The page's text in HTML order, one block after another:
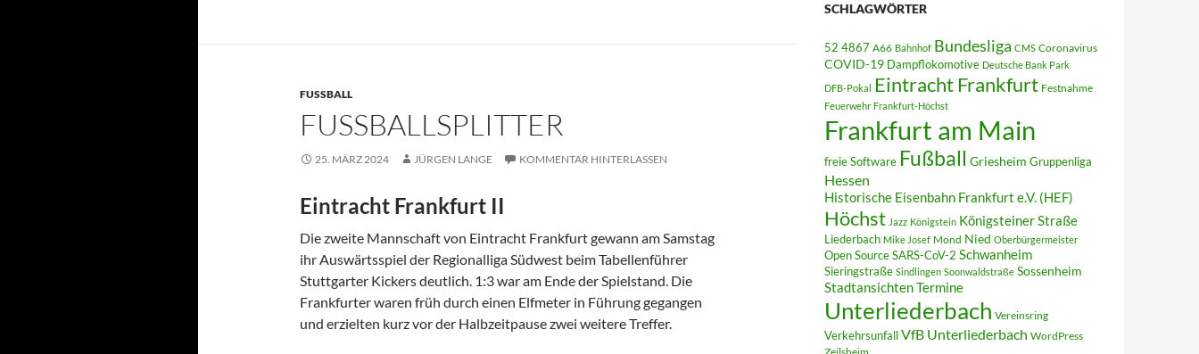
FUSSBALL
FUSSBALLSPLITTER
25. MÄRZ 2024 JÜRGEN LANGE KOMMENTAR HINTERLASSEN
Eintracht Frankfurt II
Die zweite Mannschaft von Eintracht Frankfurt gewann am Samstag
ihr Auswärtsspiel der Regionalliga Südwest beim Tabellenführer
Stuttgarter Kickers deutlich. 1:3 war am Ende der Spielstand. Die
Frankfurter waren früh durch einen Elfmeter in Führung gegangen
und erzielten kurz vor der Halbzeitpause zwei weitere Treffer.
SCHLAGWÖRTER
52 4867 A66 Bahnhof Bundesliga CMS Coronavirus
COVID-19 Dampflokomotive Deutsche Bank Park
DFB-Pokal Eintracht Frankfurt Festnahme
Feuerwehr Frankfurt-Höchst
Frankfurt am Main
freie Software Fußball Griesheim Gruppenliga
Hessen
Historische Eisenbahn Frankfurt e.V. (HEF)
Höchst Jazz Königstein Königsteiner Straße
Liederbach Mike Josef Mond Nied Oberbürgermeister
Open SourceSARS-CoV-2 Schwanheim
Sieringstraße Sindlingen Soonwaldstraße Sossenheim
StadtansichtenTermine
Unterliederbach Vereinsring
VerkehrsunfallVfB Unterliederbach WordPress